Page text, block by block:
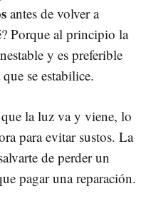
antes de volver a
Porque al principio la
y es preferible
se estabilice.
la luz va y viene, lo
para evitar sustos. La
de perder un
pagar una reparación.